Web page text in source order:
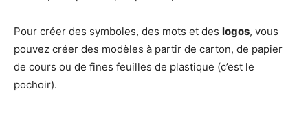
Pour créer des symboles, des mots et des logos, vous
pouvez créer des modèles à partir de carton, de papier
de cours ou de fines feuilles de plastique (c’est le
pochoir).